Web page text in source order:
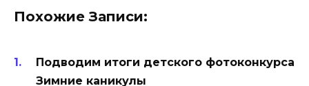
Похожие Записи:
Подводим итоги детского фотоконкурса
Зимние каникулы